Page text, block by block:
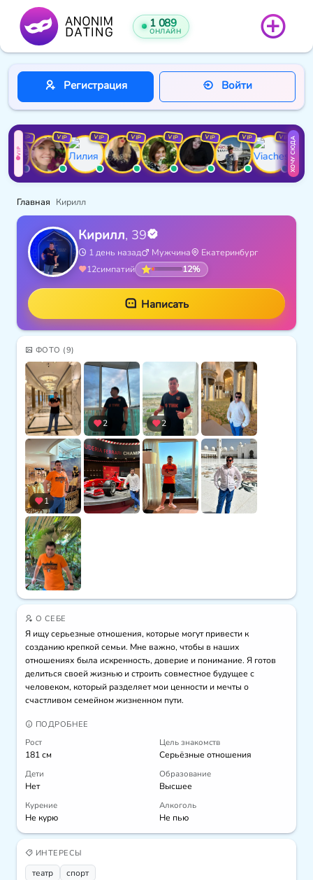
1 089
ОНЛАЙН
Регистрация Войти
VIP
VIP VIP VIP VIP VIP VIP VIP VIP ХОЧУ СЮДА
Главная Кирилл
Кирилл, 39
1 день назад Мужчина
Екатеринбург
12симпатий 12%
Написать
ФОТО (9)
2 2
1
О СЕБЕ
Я ищу серьезные отношения, которые могут привести к
созданию крепкой семьи. Мне важно, чтобы в наших
отношениях была искренность, доверие и понимание. Я готов
делиться своей жизнью и строить совместное будущее с
человеком, который разделяет мои ценности и мечты о
счастливом семейном жизненном пути.
ПОДРОБНЕЕ
Рост
181 см
Цель знакомств
Серьёзные отношения
Дети
Нет
Образование
Высшее
Курение
Не курю
Алкоголь
Не пью
ИНТЕРЕСЫ
театр спорт